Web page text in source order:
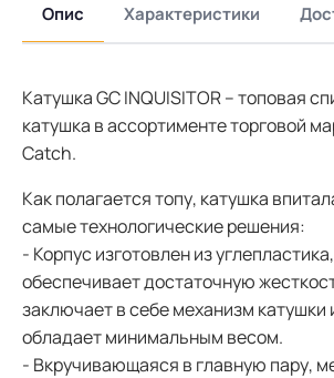
Опис Характеристики
Катушка GC INQUISITOR – топовая
катушка в ассортименте торговой
Catch.
Как полагается топу, катушка
самые технологические решения:
- Корпус изготовлен из
обеспечивает достаточную
заключает в себе механизм катушки
обладает минимальным весом.
- Вкручивающаяся в главную пару,